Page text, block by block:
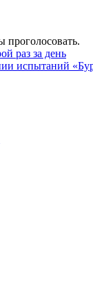
проголосовать.
раз за день
испытаний